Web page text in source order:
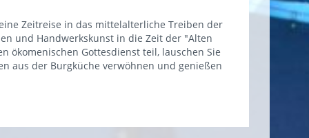
Zeitreise in das mittelalterliche Treiben der
und Handwerkskunst in die Zeit der "Alten
ökomenischen Gottesdienst teil, lauschen Sie
aus der Burgküche verwöhnen und genießen